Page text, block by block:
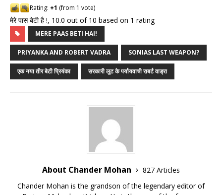
Rating: +1 (from 1 vote)
मेरे पास बेटी है !, 10.0 out of 10 based on 1 rating
MERE PAAS BETI HAI!
PRIYANKA AND ROBERT VADRA SONIAS LAST WEAPON?
एक नया तीर बेटी प्रियंका सरकारी लूट के पर्यायवाची राबर्ट वाड्रा
About Chander Mohan
827 Articles
Chander Mohan is the grandson of the legendary editor of